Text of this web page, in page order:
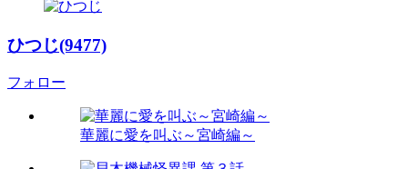
ひつじ(9477)
フォロー
華麗に愛を叫ぶ～宮崎編～